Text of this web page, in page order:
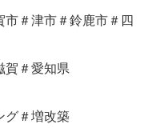
市＃津市＃鈴鹿市＃四
賀＃愛知県
グ＃増改築